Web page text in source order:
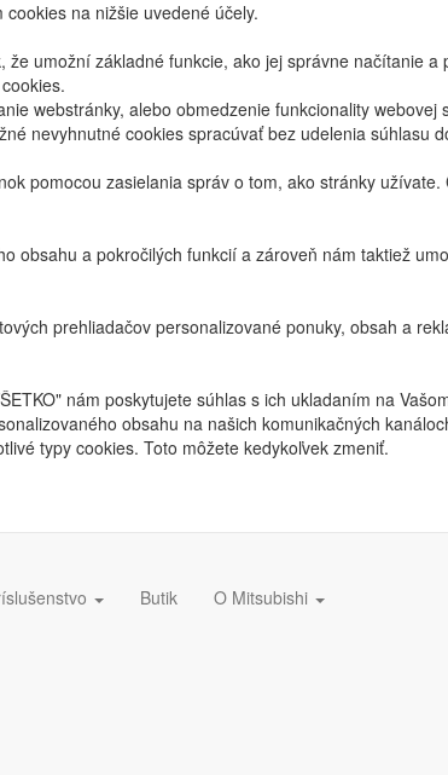
na nižšie uvedené účely.
umožní základné funkcie, ako jej správne načítanie
webstránky, alebo obmedzenie funkcionality webovej
nevyhnutné cookies spracúvať bez udelenia súhlasu
pomocou zasielania správ o tom, ako stránky
obsahu a pokročilých funkcií a zároveň nám taktiež
prehliadačov personalizované ponuky, obsah a
nám poskytujete súhlas s ich ukladaním na
obsahu na našich komunikačných
typy cookies. Toto môžete kedykoľvek zmeniť.
Butik O Mitsubishi